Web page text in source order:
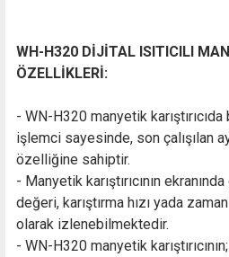
WH-H320 DİJİTAL ISITICILI
ÖZELLİKLERİ:
- WN-H320 manyetik
işlemci sayesinde, son çalışılan
özelliğine sahiptir.
- Manyetik karıştırıcının
değeri, karıştırma hızı yada
olarak izlenebilmektedir.
- WN-H320 manyetik